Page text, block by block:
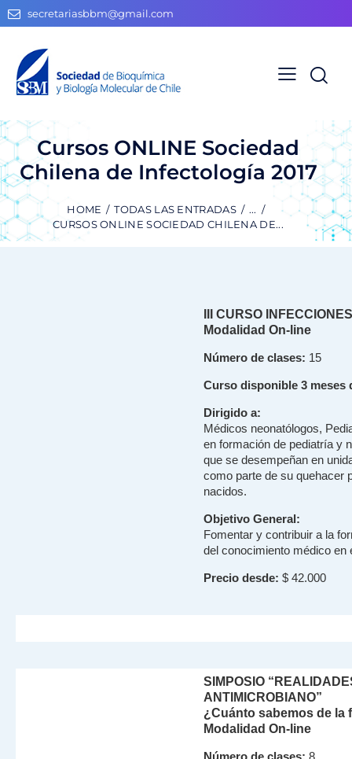
secretariasbbm@gmail.com
Cursos ONLINE Sociedad
Chilena de Infectología 2017
HOME TODAS LAS ENTRADAS
...
CURSOS ONLINE SOCIEDAD CHILENA DE...
III CURSO
Modalidad On-line
Número de clases: 15
Curso disponible 3 meses
Dirigido a:
Médicos neonatólogos,
en formación de pediatría y
que se desempeñan en
como parte de su quehacer
nacidos.
Objetivo General:
Fomentar y contribuir a la
del conocimiento médico en
Precio desde: $ 42.000
SIMPOSIO
ANTIMICROBIANO”
¿Cuánto sabemos de la
Modalidad On-line
Número de clases: 8